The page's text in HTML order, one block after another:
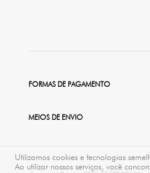
Utilizamos cookies e tecnologias
Ao utilizar nossos serviços, você
FORMAS DE PAGAMENTO
MEIOS DE ENVIO